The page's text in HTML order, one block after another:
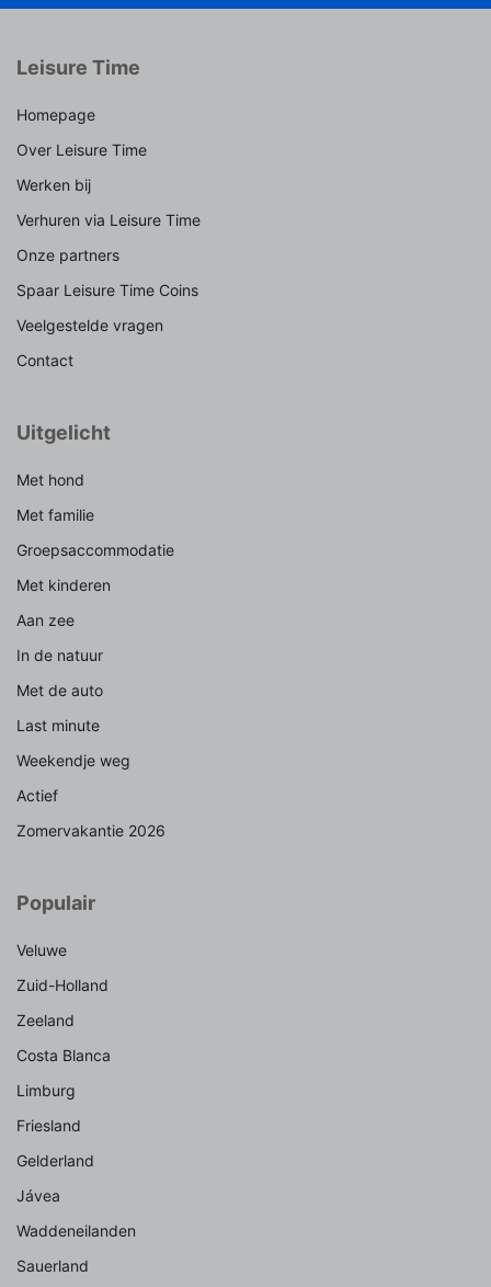
Leisure Time
Homepage
Over Leisure Time
Werken bij
Verhuren via Leisure Time
Onze partners
Spaar Leisure Time Coins
Veelgestelde vragen
Contact
Uitgelicht
Met hond
Met familie
Groepsaccommodatie
Met kinderen
Aan zee
In de natuur
Met de auto
Last minute
Weekendje weg
Actief
Zomervakantie 2026
Populair
Veluwe
Zuid-Holland
Zeeland
Costa Blanca
Limburg
Friesland
Gelderland
Jávea
Waddeneilanden
Sauerland